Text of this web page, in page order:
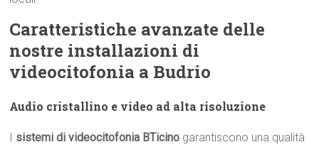
Caratteristiche avanzate delle
nostre installazioni di
videocitofonia a Budrio
Audio cristallino e video ad alta risoluzione
I sistemi di videocitofonia BTicino garantiscono una qualità